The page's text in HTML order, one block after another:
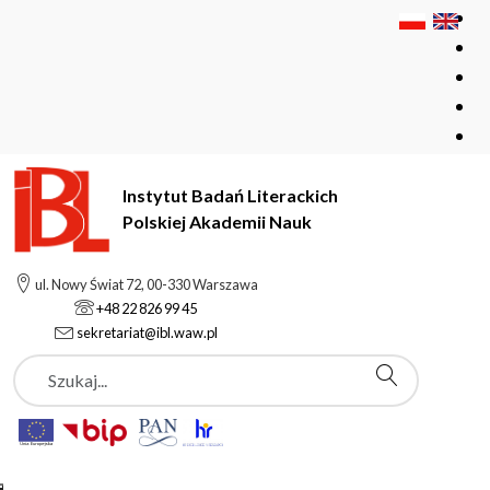
Instytut Badań Literackich
Polskiej Akademii Nauk
ul. Nowy Świat 72, 00-330 Warszawa
+48 22 826 99 45
sekretariat@ibl.waw.pl
Szukaj
Instytut Badań Literackich Polskiej Akademii Nauk
Aktualności
23 kwietnia, w Międzynarodowy Dzień Książki
Aktualności